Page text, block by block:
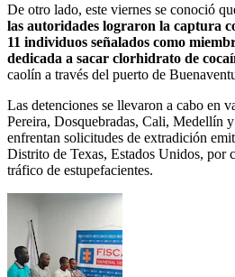
De otro lado, este viernes se conoció
las autoridades lograron la captura
11 individuos señalados como
dedicada a sacar clorhidrato de
caolín a través del puerto de
Las detenciones se llevaron a cabo en
Pereira, Dosquebradas, Cali, Medellín
enfrentan solicitudes de extradición
Distrito de Texas, Estados Unidos, por
tráfico de estupefacientes.